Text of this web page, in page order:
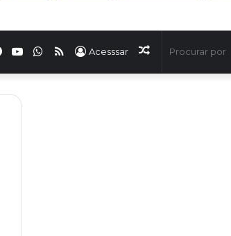
Artigo
Acesssar
RSS
WhatsApp
YouTube
Facebook